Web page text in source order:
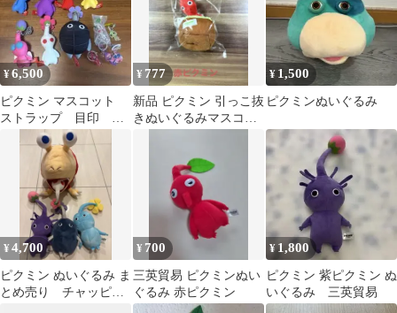
¥6,500
ピクミン マスコット
ストラップ 目印 キ
ーホルダー
¥ 777
新品 ピクミン 引っこ抜
きぬいぐるみマスコッ
¥1,500
ピクミンぬいぐるみ
¥4,700
ピクミン ぬいぐるみ ま
とめ売り チャッピ
¥ 700
三英貿易 ピクミンぬい
ぐるみ 赤ピクミン
¥1,800
ピクミン 紫ピクミン ぬ
いぐるみ 三英貿易